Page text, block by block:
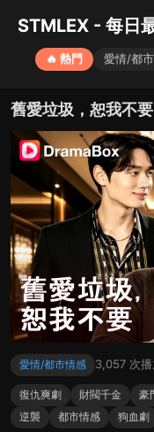
STMLEX - 每日
🔥 熱門 愛情/都
舊愛垃圾，恕我不
愛情/都市情感 3,057 次播
復仇爽劇 財閥千金 豪
逆襲
都市情感 狗血劇